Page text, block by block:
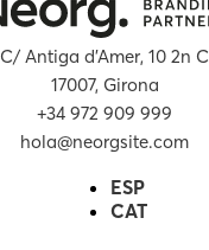
C/ Antiga d’Amer, 10 2n C
17007, Girona
+34 972 909 999
hola@neorgsite.com
ESP
CAT